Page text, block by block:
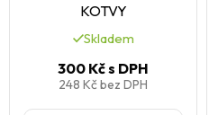
KOTVY
Skladem
300 Kčs DPH
248 Kčbez DPH